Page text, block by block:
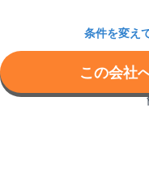
条件を変え
この会社